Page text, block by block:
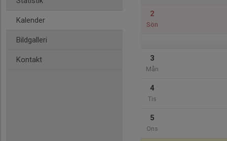
Kalender
Bildgalleri
Kontakt
2
Sön
3
Mån
4
Tis
5
Ons